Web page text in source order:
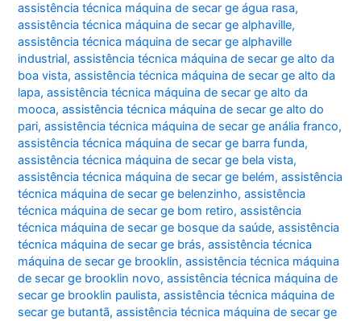
assistência técnica máquina de secar ge água rasa,
assistência técnica máquina de secar ge alphaville,
assistência técnica máquina de secar ge alphaville
industrial,assistência técnica máquina de secar ge alto da
boa vista,assistência técnica máquina de secar ge alto da
lapa,assistência técnica máquina de secar ge alto da
mooca,assistência técnica máquina de secar ge alto do
pari,assistência técnica máquina de secar ge anália franco,
assistência técnica máquina de secar ge barra funda,
assistência técnica máquina de secar ge bela vista,
assistência técnica máquina de secar ge belém,assistência
técnica máquina de secar ge belenzinho,assistência
técnica máquina de secar ge bom retiro,assistência
técnica máquina de secar ge bosque da saúde,assistência
técnica máquina de secar ge brás,assistência técnica
máquina de secar ge brooklin,assistência técnica máquina
de secar ge brooklin novo,assistência técnica máquina de
secar ge brooklin paulista,assistência técnica máquina de
secar ge butantã,assistência técnica máquina de secar ge